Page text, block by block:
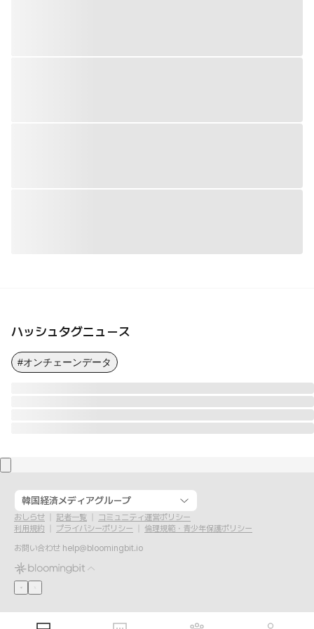
ハッシュタグニュース
#オンチェーンデータ
韓国経済メディアグループ
おしらせ 記者一覧
コミュニティ運営ポリシー
利用規約
プライバシーポリシー
倫理規範・青少年保護ポリシー
お問い合わせ help@bloomingbit.io